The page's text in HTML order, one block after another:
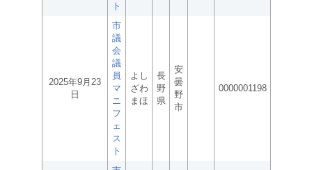
ト
2025年9月23
日
市
議
会
議
員
マ
ニ
フ
ェ
ス
ト
よし
ざわ
まほ
長
野
県
安
曇
野
市
0000001198